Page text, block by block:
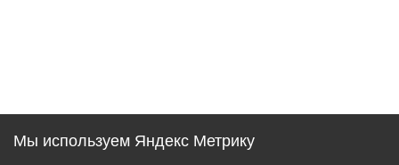
Мы используем Яндекс Метрику